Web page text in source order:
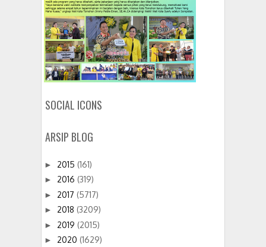
SOCIAL ICONS
ARSIP BLOG
► 2015 (161)
► 2016 (319)
► 2017 (5717)
► 2018 (3209)
► 2019 (2015)
► 2020 (1629)